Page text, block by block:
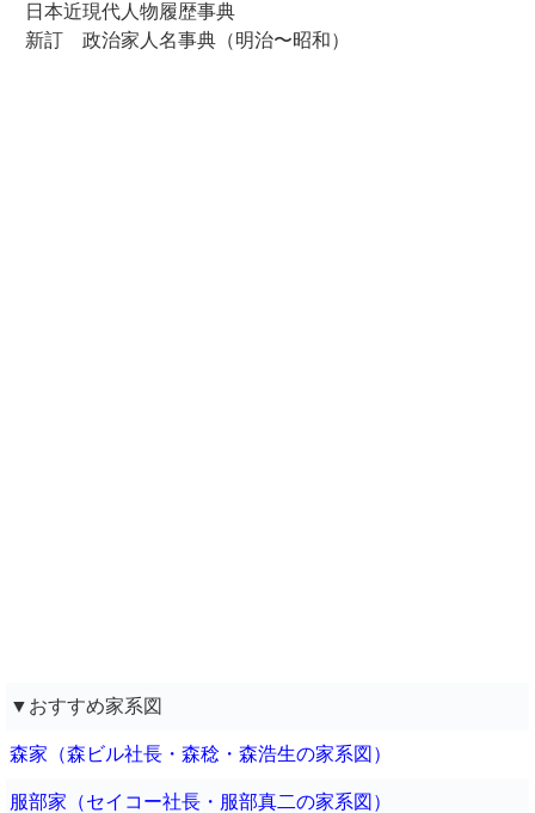
日本近現代人物履歴事典
新訂 政治家人名事典（明治〜昭和）
▼おすすめ家系図
森家（森ビル社長・森稔・森浩生の家系図）
服部家（セイコー社長・服部真二の家系図）